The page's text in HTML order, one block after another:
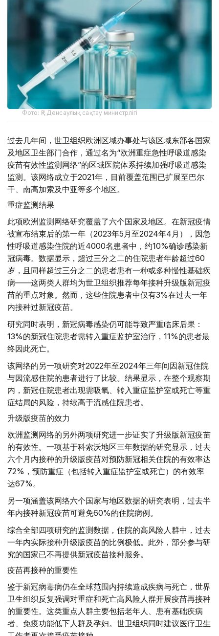
Фото: ҚР Денсаулық сақтау министрлігі
过去几年间，世卫组织欧洲区域办事处与该区域东部各国家
及地区卫生部门合作，通过名为“欧洲重症急性呼吸道感染
疫苗有效性监测网络”的区域医院体系持续加强呼吸道感染
监测。该网络成立于2021年，目前覆盖范围已扩展至巴尔
干、南高加索及中亚等多个地区。
重症监测结果
此项欧洲监测网络研究覆盖了六个国家及地区。在新冠疫情
被宣布结束后的第一年（2023年5月至2024年4月），因急
性呼吸道感染住院的近4000名患者中，约10%确诊感染新
冠病毒。数据显示，超过三分之二的住院患者年龄超过60
岁，且同样超过三分之二的患者患有一种或多种慢性基础疾
病——这两类人群均为世卫组织推荐每年接种升级版新冠疫
苗的重点对象。然而，这些住院患者中仅有3%在过去一年
内接种过新冠疫苗。
研究同时表明，新冠病毒感染仍可能导致严重临床后果：
13%的新冠住院患者需转入重症监护室治疗，11%的患者最
终因此死亡。
该网络的另一项研究对2022年至2024年三年间因新冠住院
与因流感住院的患者进行了比较。结果显示，在整个观察期
内，新冠住院患者出现需吸氧、转入重症监护室或死亡等重
症结局的风险，持续高于流感住院患者。
升级版疫苗的效力
欧洲监测网络的另外两项研究进一步证实了升级版新冠疫苗
的有效性。一项基于科索沃地区三年数据的研究显示，过去
六个月内接种的升级版疫苗对预防新冠相关住院的有效率达
72%，预防重症（包括转入重症监护室或死亡）的有效率
达67%。
另一项涵盖该网络六个国家与地区数据的研究表明，过去半
年内接种新冠疫苗可避免60%的住院病例。
综合全部四项研究的监测数据，住院的高风险人群中，过去
一年内实际接种升级版疫苗的比例极低。此外，部分参与研
究的国家已不再提供新冠疫苗接种服务。
疫苗再接种的重要性
鉴于新冠病毒病仍在全球范围内持续造成疾病与死亡，世界
卫生组织反复强调对重症和死亡高风险人群开展疫苗再接种
的重要性。这类重点人群主要包括老年人、患有基础疾病
者、免疫功能低下人群及孕妇。世卫组织同时建议医疗卫生